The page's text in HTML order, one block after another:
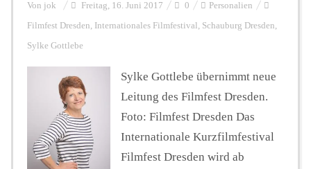
FUNKTURM-Beiträge
Podcast
Seminare
Von jok Freitag, 16. Juni 2017 0 Personalien
Filmfest Dresden, Internationales Filmfestival , Schauburg Dresden,
Sylke Gottlebe
Sylke Gottlebe übernimmt neue
Leitung des Filmfest Dresden.
Foto: Filmfest Dresden Das
Internationale Kurzfilmfestival
Filmfest Dresden wird ab